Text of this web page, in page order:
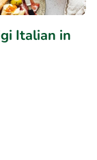
Italian in